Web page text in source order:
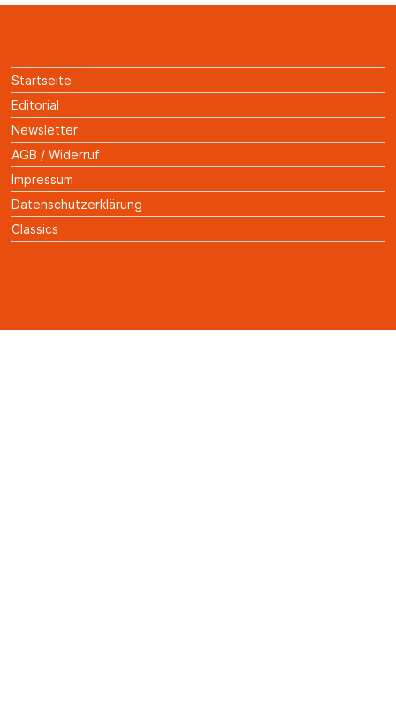
Startseite
Editorial
Newsletter
AGB / Widerruf
Impressum
Datenschutzerklärung
Classics